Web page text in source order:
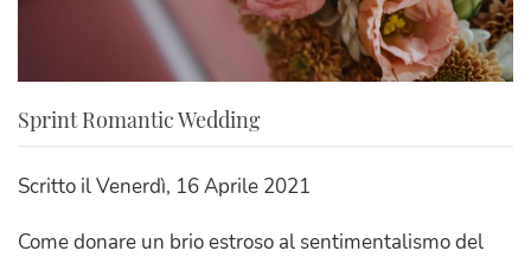
Sprint Romantic Wedding
Scritto ilVenerdì, 16 Aprile 2021
Come donare un brio estroso al sentimentalismo del